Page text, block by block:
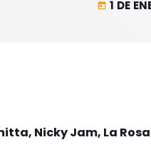
today 1 DE
Nicky Jam, La